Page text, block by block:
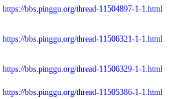
https://bbs.pinggu.org/thread-11504897-1-1.html
https://bbs.pinggu.org/thread-11506321-1-1.html
https://bbs.pinggu.org/thread-11506329-1-1.html
https://bbs.pinggu.org/thread-11505386-1-1.html